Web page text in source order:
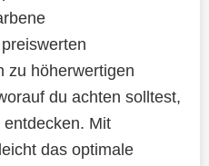
zu höherwertigen
du achten solltest,
Mit
das optimale